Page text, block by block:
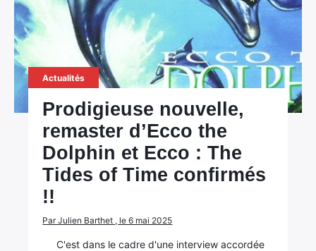
Actualités
Prodigieuse nouvelle,
remaster d’Ecco the
Dolphin et Ecco : The
Tides of Time confirmés
!!
Par Julien Barthet , le 6 mai 2025
C'est dans le cadre d'une interview accordée